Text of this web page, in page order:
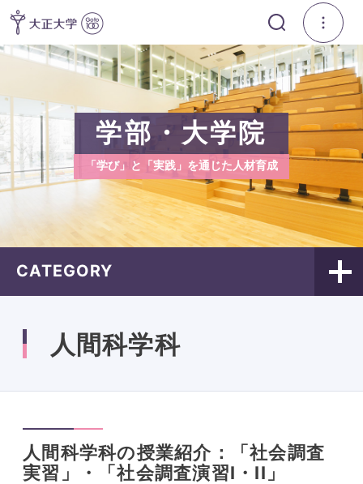
学部・大学院
「学び」と「実践」を通じた人材育成
CATEGORY
人間科学科
人間科学科の授業紹介：「社会調査
実習」・「社会調査演習I・II」